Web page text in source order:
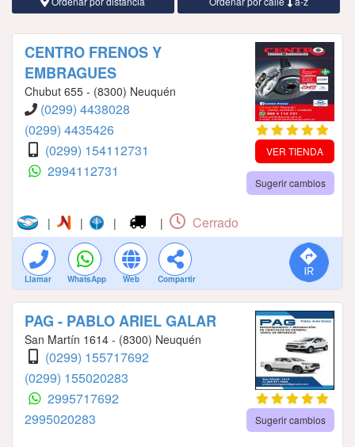
CENTRO FRENOS Y
EMBRAGUES
Chubut 655 - (8300) Neuquén
(0299) 4438028
(0299) 4435426
(0299) 154112731
2994112731
VER TIENDA
Sugerir cambios
| | | | Cerrado
Llamar WhatsApp Web Compartir
PAG - PABLO ARIEL GALAR
San Martín 1614 - (8300) Neuquén
(0299) 155717692
(0299) 155020283
2995717692
2995020283
Sugerir cambios